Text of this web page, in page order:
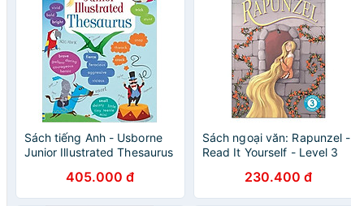
Sách tiếng Anh - Usborne
Junior Illustrated Thesaurus
405.000 đ
Sách ngoại văn: Rapunzel -
Read It Yourself - Level 3
230.400 đ